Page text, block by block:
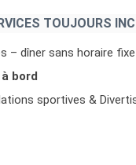
TOUJOURS
– dîner sans horaire fixe
bord
sportives &